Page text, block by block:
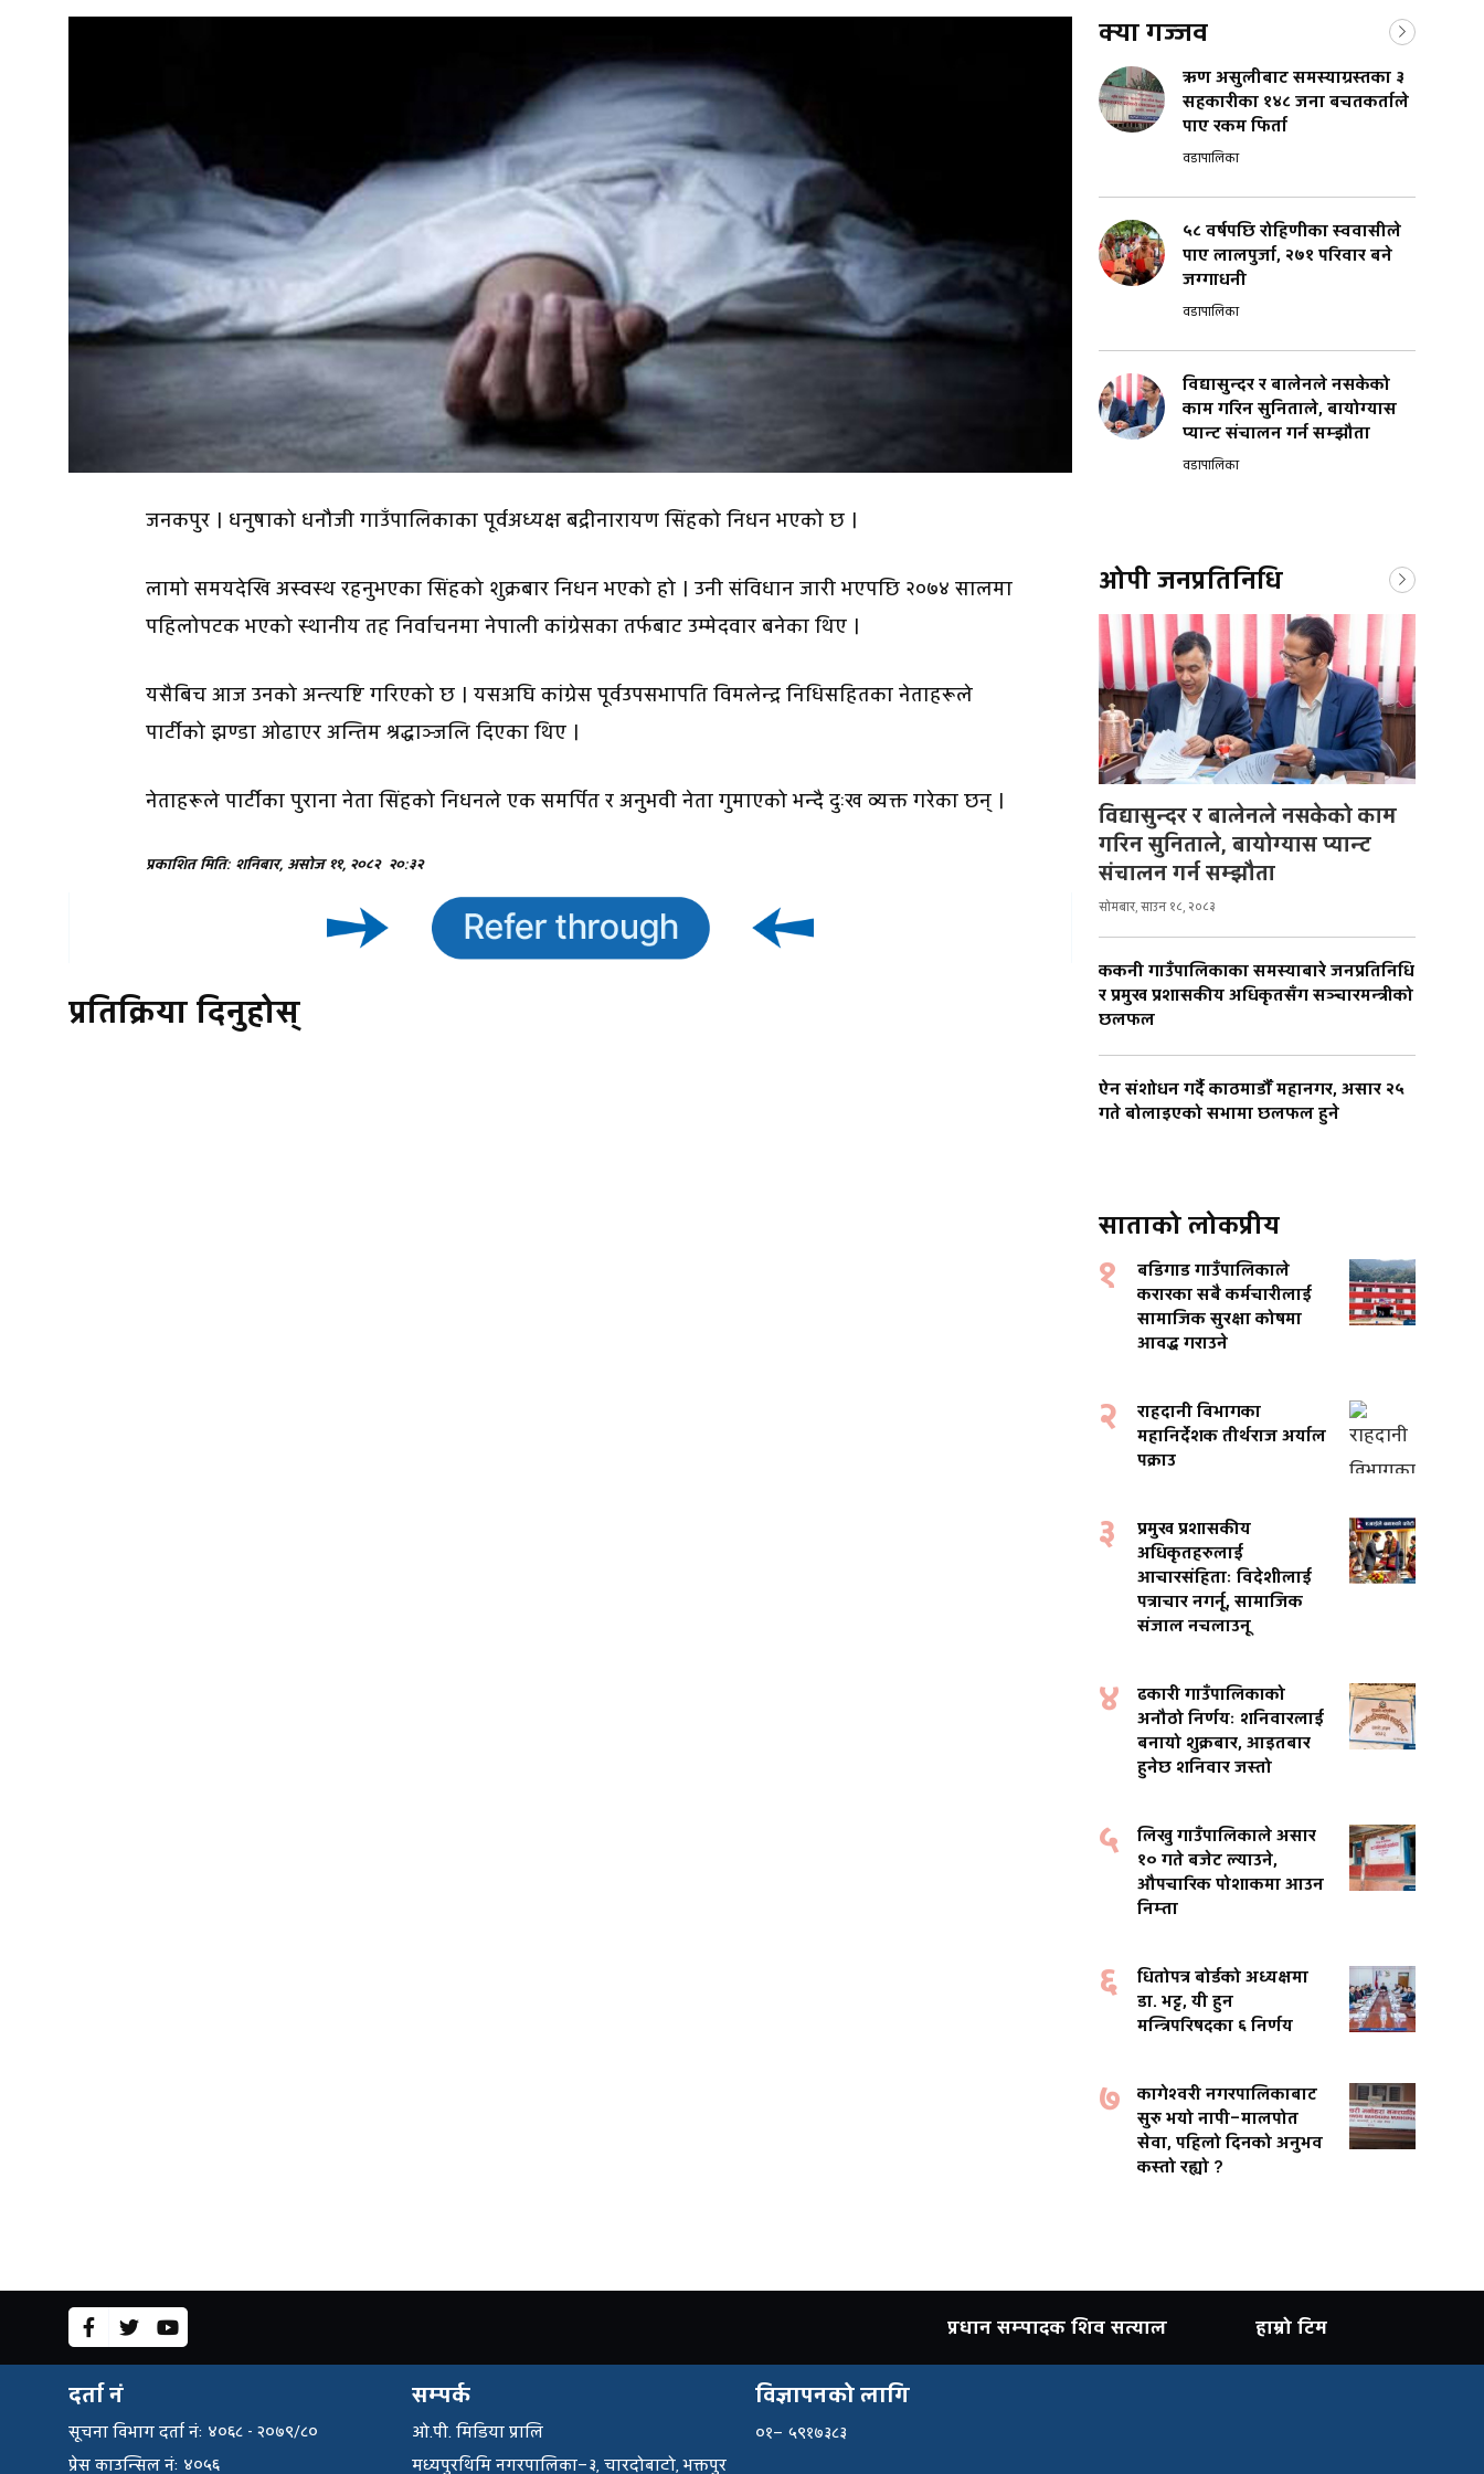
जनकपुर । धनुषाको धनौजी गाउँपालिकाका पूर्वअध्यक्ष बद्रीनारायण सिंहको निधन भएको छ ।
लामो समयदेखि अस्वस्थ रहनुभएका सिंहको शुक्रबार निधन भएको हो । उनी संविधान जारी भएपछि २०७४ सालमा
पहिलोपटक भएको स्थानीय तह निर्वाचनमा नेपाली कांग्रेसका तर्फबाट उम्मेदवार बनेका थिए ।
यसैबिच आज उनको अन्त्यष्टि गरिएको छ । यसअघि कांग्रेस पूर्वउपसभापति विमलेन्द्र निधिसहितका नेताहरूले
पार्टीको झण्डा ओढाएर अन्तिम श्रद्धाञ्जलि दिएका थिए ।
नेताहरूले पार्टीका पुराना नेता सिंहको निधनले एक समर्पित र अनुभवी नेता गुमाएको भन्दै दुःख व्यक्त गरेका छन् ।
प्रकाशित मिति: शनिबार, असोज ११, २०८२ २०:३२
प्रतिक्रिया दिनुहोस्
क्या गज्जव
ऋण असुलीबाट समस्याग्रस्तका ३
सहकारीका १४८ जना बचतकर्ताले
पाए रकम फिर्ता
वडापालिका
५८ वर्षपछि रोहिणीका स्ववासीले
पाए लालपुर्जा, २७१ परिवार बने
जग्गाधनी
वडापालिका
विद्यासुन्दर र बालेनले नसकेको
काम गरिन सुनिताले, बायोग्यास
प्यान्ट संचालन गर्न सम्झौता
वडापालिका
ओपी जनप्रतिनिधि
विद्यासुन्दर र बालेनले नसकेको काम
गरिन सुनिताले, बायोग्यास प्यान्ट
संचालन गर्न सम्झौता
सोमबार, साउन १८, २०८३
ककनी गाउँपालिकाका समस्याबारे जनप्रतिनिधि
र प्रमुख प्रशासकीय अधिकृतसँग सञ्चारमन्त्रीको
छलफल
ऐन संशोधन गर्दै काठमाडौँ महानगर, असार २५
गते बोलाइएको सभामा छलफल हुने
साताको लोकप्रीय
१
बडिगाड गाउँपालिकाले
करारका सबै कर्मचारीलाई
सामाजिक सुरक्षा कोषमा
आवद्ध गराउने
२
राहदानी विभागका
महानिर्देशक तीर्थराज अर्याल
पक्राउ
३
प्रमुख प्रशासकीय
अधिकृतहरुलाई
आचारसंहिताः विदेशीलाई
पत्राचार नगर्नू, सामाजिक
संजाल नचलाउनू
४
ढकारी गाउँपालिकाको
अनौठो निर्णयः शनिवारलाई
बनायो शुक्रबार, आइतबार
हुनेछ शनिवार जस्तो
५
लिखु गाउँपालिकाले असार
१० गते बजेट ल्याउने,
औपचारिक पोशाकमा आउन
निम्ता
६
धितोपत्र बोर्डको अध्यक्षमा
डा. भट्ट, यी हुन
मन्त्रिपरिषदका ६ निर्णय
७
कागेश्वरी नगरपालिकाबाट
सुरु भयो नापी–मालपोत
सेवा, पहिलो दिनको अनुभव
कस्तो रह्यो ?
प्रधान सम्पादक शिव सत्याल हाम्रो टिम
दर्ता नं
सूचना विभाग दर्ता नंः ४०६८ - २०७९/८०
प्रेस काउन्सिल नंः ४०५६
सम्पर्क
ओ.पी. मिडिया प्रालि
मध्यपुरथिमि नगरपालिका–३, चारदोबाटो, भक्तपुर
विज्ञापनको लागि
०१– ५९१७३८३